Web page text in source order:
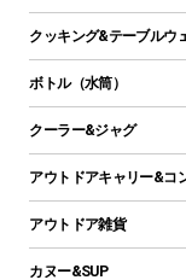
スクエアタープ（レク
メッシュタープ
自立式タープ
パラソル
テントアクセサリー
ペグ
オイルランタン
LEDライト
ヘッドライト
キャンドル
ガス缶
ガストーチ、ライター
バーベキューコンロ、
焚き火台タイプ（ロー
卓上タイプグリル
パーティータイプグリル
クッキング&テーブルウ
ダッチオーブン
ホットサンドメーカー
クッカーセット
シェラカップ
ボトル（水筒）
ステンレスボトル
コップ付きタイプ
ワンタッチタイプ
プラスチックボトル
クーラー&ジャグ
クーラーボックス
クーラーバッグ
ウォータージャグ
アウトドアキャリー&コ
アウトドアキャリー
アウトドア雑貨
バックパック&バッグ
カヌー&SUP